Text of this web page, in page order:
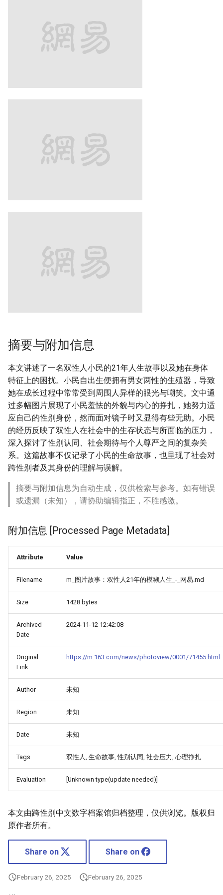
摘要与附加信息
本文讲述了一名双性人小民的21年人生故事以及她在身体
特征上的困扰。小民自出生便拥有男女两性的生殖器，导致
她在成长过程中常常受到周围人异样的眼光与嘲笑。文中通
过多幅图片展现了小民羞怯的外貌与内心的挣扎，她努力适
应自己的性别身份，然而面对镜子时又显得有些无助。小民
的经历反映了双性人在社会中的生存状态与所面临的压力，
深入探讨了性别认同、社会期待与个人尊严之间的复杂关
系。这篇故事不仅记录了小民的生命故事，也呈现了社会对
跨性别者及其身份的理解与误解。
摘要与附加信息为自动生成，仅供检索与参考。如有错误
或遗漏（未知），请协助编辑指正，不胜感激。
附加信息 [Processed Page Metadata]
Attribute Value
Filename m_图片故事：双性人21年的模糊人生_-_网易.md
Size 1428 bytes
Archived
Date
2024-11-12 12:42:08
Original
Link
https://m.163.com/news/photoview/0001/71455.html
Author 未知
Region 未知
Date 未知
Tags 双性人, 生命故事, 性别认同, 社会压力, 心理挣扎
Evaluation [Unknown type(update needed)]
本文由跨性别中文数字档案馆归档整理，仅供浏览。版权归
原作者所有。
Share on Share on
February 26, 2025 February 26, 2025